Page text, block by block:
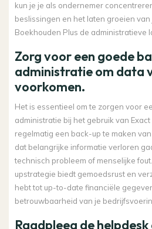
kun je je als ondernemer
beslissingen en het laten groeien
Boekhouden Plus de administratieve
Zorg voor een goede
administratie om data
voorkomen.
Het is essentieel om te zorgen voor
administratie bij het gebruik van
regelmatig een back-up te maken
dat belangrijke informatie verloren
technisch probleem of menselijke
upstrategie biedt gemoedsrust en
hebt tot up-to-date financiële
betrouwbaarheid van je
Raadpleeg de